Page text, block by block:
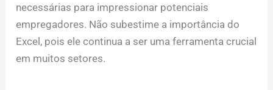
necessárias para impressionar potenciais
empregadores. Não subestime a importância do
Excel, pois ele continua a ser uma ferramenta crucial
em muitos setores.